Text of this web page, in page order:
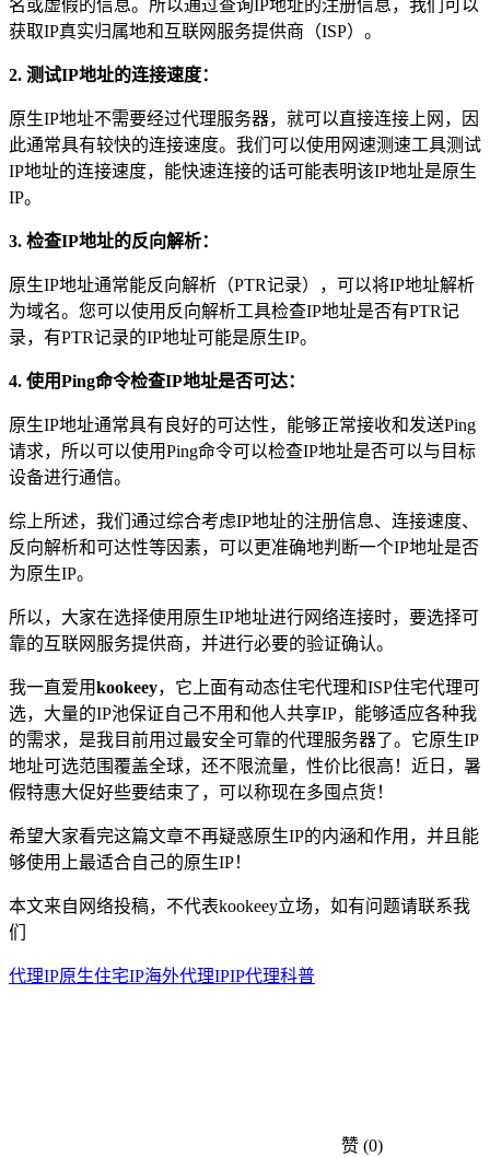
名或虚假的信息。所以通过查询IP地址的注册信息，我们可以
获取IP真实归属地和互联网服务提供商（ISP）。
2. 测试IP地址的连接速度：
原生IP地址不需要经过代理服务器，就可以直接连接上网，因
此通常具有较快的连接速度。我们可以使用网速测速工具测试
IP地址的连接速度，能快速连接的话可能表明该IP地址是原生
IP。
3. 检查IP地址的反向解析：
原生IP地址通常能反向解析（PTR记录），可以将IP地址解析
为域名。您可以使用反向解析工具检查IP地址是否有PTR记
录，有PTR记录的IP地址可能是原生IP。
4. 使用Ping命令检查IP地址是否可达：
原生IP地址通常具有良好的可达性，能够正常接收和发送Ping
请求，所以可以使用Ping命令可以检查IP地址是否可以与目标
设备进行通信。
综上所述，我们通过综合考虑IP地址的注册信息、连接速度、
反向解析和可达性等因素，可以更准确地判断一个IP地址是否
为原生IP。
所以，大家在选择使用原生IP地址进行网络连接时，要选择可
靠的互联网服务提供商，并进行必要的验证确认。
我一直爱用kookeey，它上面有动态住宅代理和ISP住宅代理可
选，大量的IP池保证自己不用和他人共享IP，能够适应各种我
的需求，是我目前用过最安全可靠的代理服务器了。它原生IP
地址可选范围覆盖全球，还不限流量，性价比很高！近日，暑
假特惠大促好些要结束了，可以称现在多囤点货！
希望大家看完这篇文章不再疑惑原生IP的内涵和作用，并且能
够使用上最适合自己的原生IP！
本文来自网络投稿，不代表kookeey立场，如有问题请联系我
们
代理IP原生住宅IP海外代理IPIP代理科普
赞 (0)